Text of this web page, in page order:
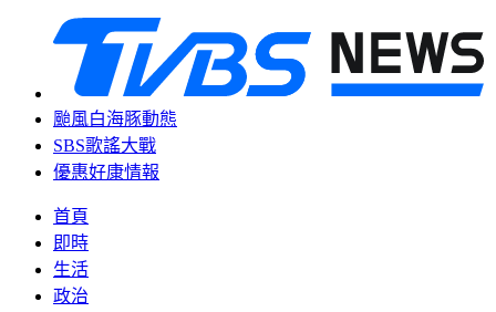
颱風白海豚動態
SBS歌謠大戰
優惠好康情報
首頁
即時
生活
政治